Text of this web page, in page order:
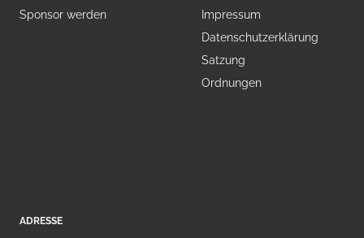
Sponsor werden
Impressum
Datenschutzerklärung
Satzung
Ordnungen
ADRESSE